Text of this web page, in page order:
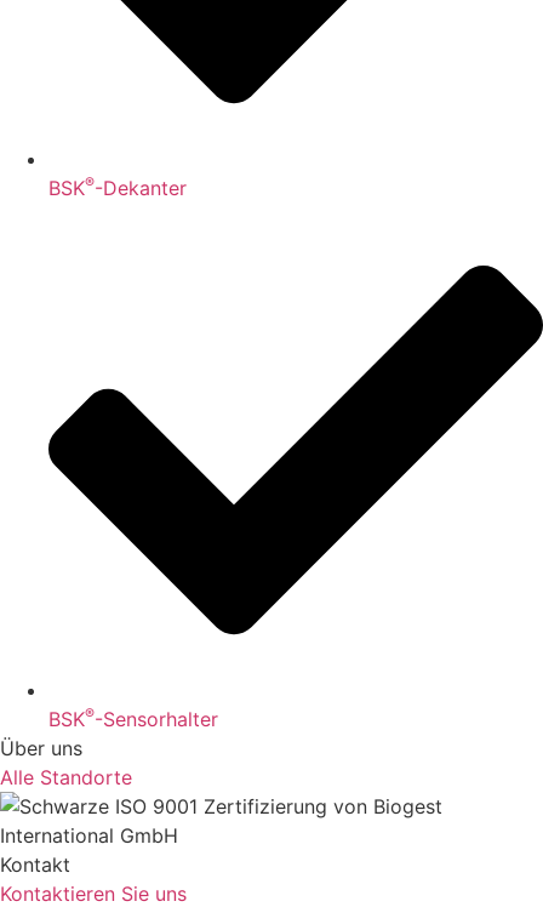
BSK®-Dekanter
BSK®-Sensorhalter
Über uns
Alle Standorte
Kontakt
Kontaktieren Sie uns